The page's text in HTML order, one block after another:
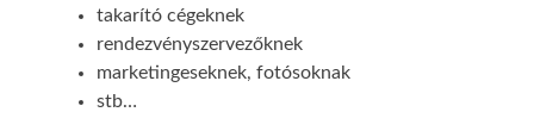
takarító cégeknek
rendezvényszervezőknek
marketingeseknek, fotósoknak
stb…